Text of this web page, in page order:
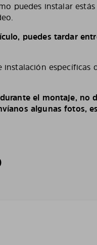
puedes instalar
puedes tardar
específicas
el montaje, no
algunas fotos,